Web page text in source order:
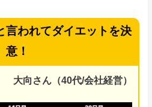
言われてダイエットを決
意！
大向さん（40代/会社経営）